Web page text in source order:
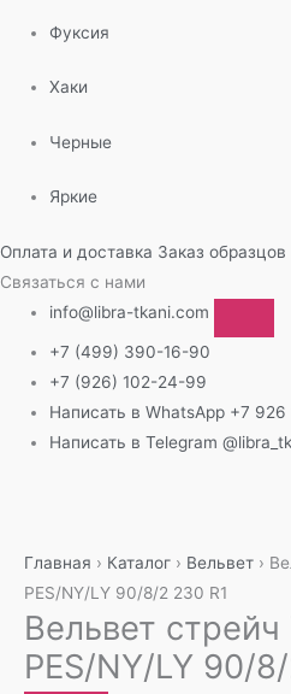
Фуксия
Хаки
Черные
Яркие
Оплата и доставка Заказ образцов
Связаться с нами
info@libra-tkani.com
+7 (499) 390-16-90
+7 (926) 102-24-99
Написать в WhatsApp +7 926
Написать в Telegram
содержимому
Главная › Каталог › Вельвет ›
PES/NY/LY 90/8/2 230 R1
Вельвет
PES/NY/LY 90/